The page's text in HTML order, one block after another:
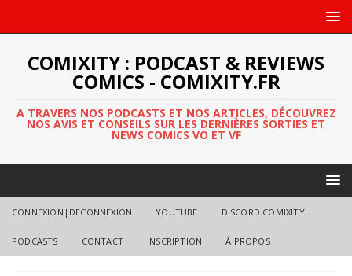
COMIXITY : PODCAST & REVIEWS
COMICS - COMIXITY.FR
A TRAVERS NOS PODCASTS ET NOS ARTICLES, DÉCOUVREZ
NOS AVIS ET CONSEILS SUR LES DERNIÈRES SORTIES ET
NEWS COMICS VO ET VF
CONNEXION|DECONNEXION YOUTUBE DISCORD COMIXITY
PODCASTS CONTACT INSCRIPTION À PROPOS